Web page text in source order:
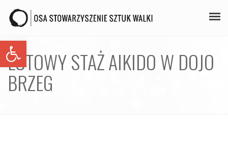
Open toolbar
STAŻE
LUTOWY STAŻ AIKIDO W DOJO
BRZEG